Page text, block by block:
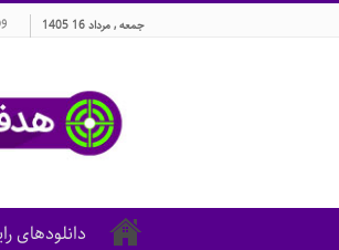
جمعه , مرداد 16 1405
دانلودهای